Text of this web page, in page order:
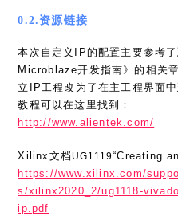
0.2.资源链接
本次自定义IP的配置主要参考了
Microblaze开发指南》的相关
立IP工程改为了在主工程界面
教程可以在这里找到：
http://www.alientek.com/
Xilinx文档 UG1119“Creating
https://www.xilinx.com/
s/xilinx2020_2/ug1118-
ip.pdf